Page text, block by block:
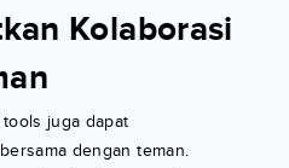
Kolaborasi
juga dapat
dengan teman.